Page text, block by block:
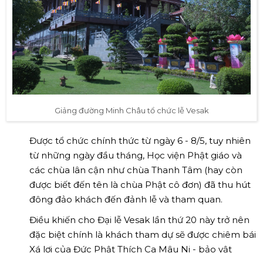
Giảng đường Minh Châu tổ chức lễ Vesak
Được tổ chức chính thức từ ngày 6 - 8/5, tuy nhiên
từ những ngày đầu tháng, Học viện Phật giáo và
các chùa lân cận như chùa Thanh Tâm (hay còn
được biết đến tên là chùa Phật cô đơn) đã thu hút
đông đảo khách đến đảnh lễ và tham quan.
Điều khiến cho Đại lễ Vesak lần thứ 20 này trở nên
đặc biệt chính là khách tham dự sẽ được chiêm bái
Xá lợi của Đức Phật Thích Ca Mâu Ni - bảo vật